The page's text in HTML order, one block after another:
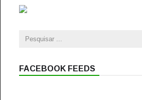
FACEBOOK FEEDS